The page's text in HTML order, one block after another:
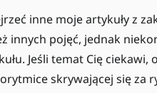
inne moje artykuły z
innych pojęć, jednak
Jeśli temat Cię
skrywającej się za